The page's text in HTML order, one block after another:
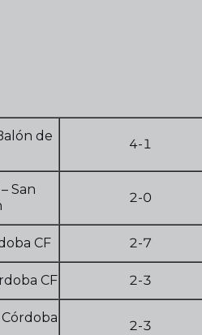
de
4-1
San
2-0
CF 2-7
CF 2-3
2-3